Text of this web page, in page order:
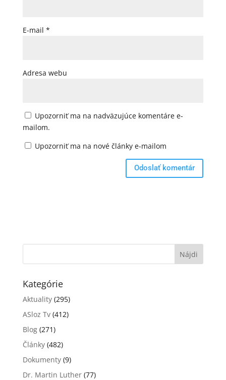
E-mail *
Adresa webu
Upozorniť ma na nadväzujúce komentáre e-
mailom.
Upozorniť ma na nové články e-mailom
Kategórie
Aktuality(295)
ASloz Tv(412)
Blog(271)
Články(482)
Dokumenty(9)
Dr. Martin Luther(77)